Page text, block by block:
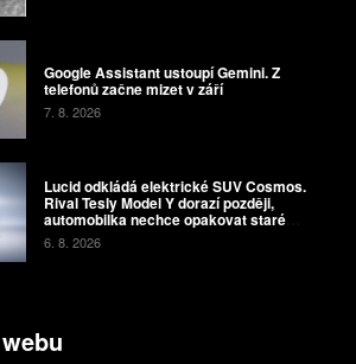
Google Assistant ustoupí Gemini. Z
telefonů začne mizet v září
7. 8. 2026
Lucid odkládá elektrické SUV Cosmos.
Rival Tesly Model Y dorazí později,
automobilka nechce opakovat staré
chyby
6. 8. 2026